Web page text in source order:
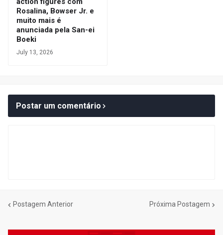
Rosalina, Bowser Jr. e
muito mais é
anunciada pela San-ei
Boeki
July 13, 2026
Postar um comentário
Postagem Anterior Próxima Postagem